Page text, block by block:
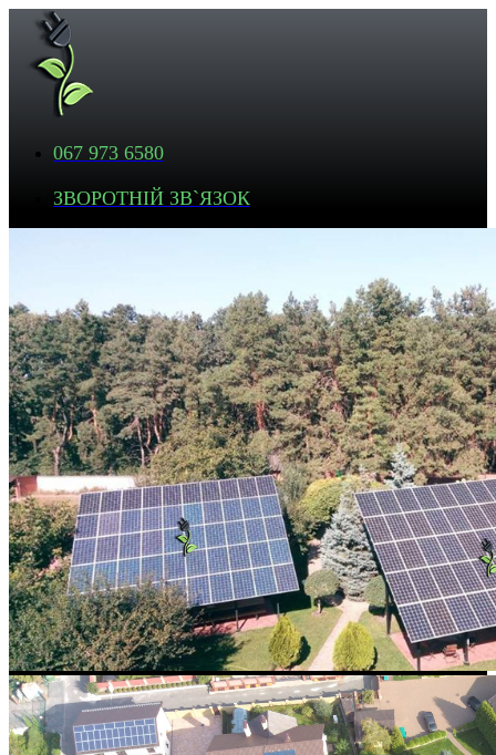
067 973 6580
ЗВОРОТНІЙ ЗВ`ЯЗОК